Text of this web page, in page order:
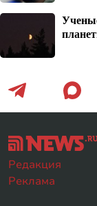
Редакция
Реклама